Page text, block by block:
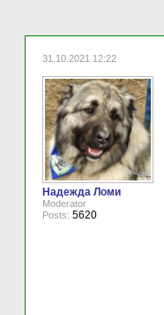
31.10.2021 12:22
Надежда Ломи
Moderator
Posts: 5620